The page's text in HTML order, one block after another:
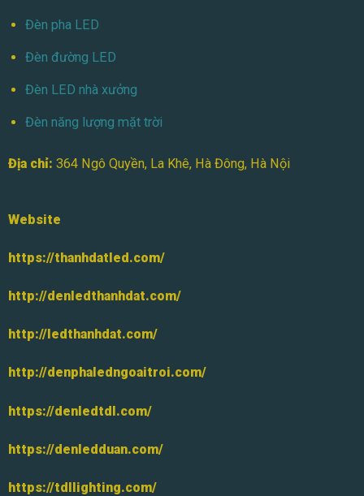
Đèn pha LED
Đèn đường LED
Đèn LED nhà xưởng
Đèn năng lượng mặt trời
Địa chỉ: 364 Ngô Quyền, La Khê, Hà Đông, Hà Nội
Website
https://thanhdatled.com/
http://denledthanhdat.com/
http://ledthanhdat.com/
http://denphaledngoaitroi.com/
https://denledtdl.com/
https://denledduan.com/
https://tdllighting.com/